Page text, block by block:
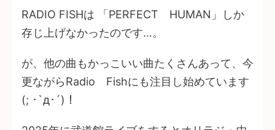
RADIO FISHは 「PERFECT HUMAN」しか
存じ上げなかったのです…。
が、他の曲もかっこいい曲たくさんあって、今
更ながらRadio Fishにも注目し始めています
(; ･`д･´)！